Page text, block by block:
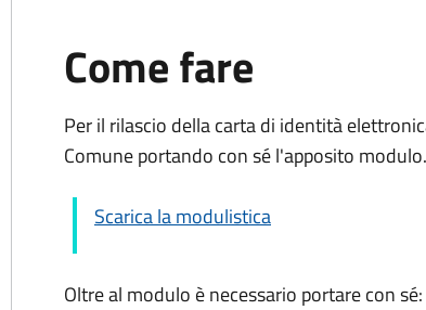
Come fare
Per il rilascio della carta di identità
Comune portando con sé l'apposito modulo.
Scarica la modulistica
Oltre al modulo è necessario portare con sé: